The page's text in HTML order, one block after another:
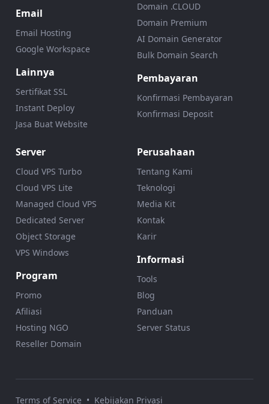
Email
Email Hosting
Google Workspace
Lainnya
Sertifikat SSL
Instant Deploy
Jasa Buat Website
Domain .CLOUD
Domain Premium
AI Domain Generator
Bulk Domain Search
Pembayaran
Konfirmasi Pembayaran
Konfirmasi Deposit
Server
Cloud VPS Turbo
Cloud VPS Lite
Managed Cloud VPS
Dedicated Server
Object Storage
VPS Windows
Program
Promo
Afiliasi
Hosting NGO
Reseller Domain
Perusahaan
Tentang Kami
Teknologi
Media Kit
Kontak
Karir
Informasi
Tools
Blog
Panduan
Server Status
Terms of Service • Kebijakan Privasi